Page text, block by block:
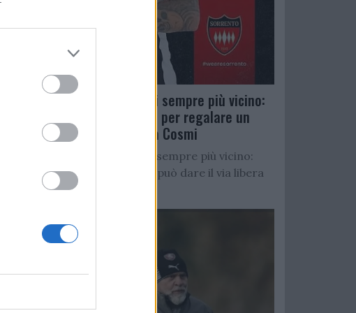
Salernitana, D’Ursi sempre più vicino:
Faggiano accelera per regalare un
altro attaccante a Cosmi
Salernitana, D’Ursi sempre più vicino:
Starita al Sorrento può dare il via libera
all’operazione